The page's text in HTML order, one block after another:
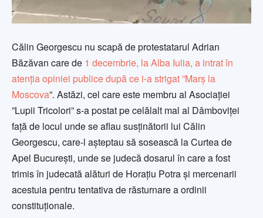
Călin Georgescu nu scapă de protestatarul Adrian
Băzăvan care de 1 decembrie, la Alba Iulia, a intrat în
atenția opiniei publice după ce i-a strigat ”Marș la
Moscova”. Astăzi, cel care este membru al Asociației
”Lupii Tricolori” s-a postat pe celălalt mal al Dâmboviței
față de locul unde se aflau susținătorii lui Călin
Georgescu, care-l așteptau să sosească la Curtea de
Apel București, unde se judecă dosarul în care a fost
trimis în judecată alături de Horațiu Potra și mercenarii
acestuia pentru tentativa de răsturnare a ordinii
constituționale.